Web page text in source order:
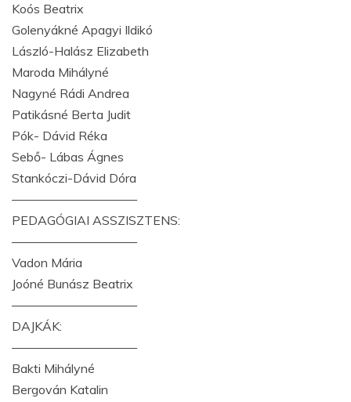
Koós Beatrix
Golenyákné Apagyi Ildikó
László-Halász Elizabeth
Maroda Mihályné
Nagyné Rádi Andrea
Patikásné Berta Judit
Pók- Dávid Réka
Sebő- Lábas Ágnes
Stankóczi-Dávid Dóra
——————————
PEDAGÓGIAI ASSZISZTENS:
——————————
Vadon Mária
Joóné Bunász Beatrix
——————————
DAJKÁK:
——————————
Bakti Mihályné
Bergován Katalin